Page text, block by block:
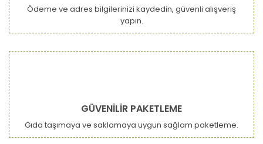
Ödeme ve adres bilgilerinizi kaydedin, güvenli alışveriş
yapın.
GÜVENİLİR PAKETLEME
Gıda taşımaya ve saklamaya uygun sağlam paketleme.